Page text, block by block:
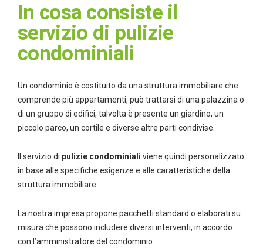
In cosa consiste il
servizio di pulizie
condominiali
Un condominio è costituito da una struttura immobiliare che
comprende più appartamenti, può trattarsi di una palazzina o
di un gruppo di edifici, talvolta è presente un giardino, un
piccolo parco, un cortile e diverse altre parti condivise.
Il servizio di pulizie condominiali viene quindi personalizzato
in base alle specifiche esigenze e alle caratteristiche della
struttura immobiliare.
La nostra impresa propone pacchetti standard o elaborati su
misura che possono includere diversi interventi, in accordo
con l’amministratore del condominio.